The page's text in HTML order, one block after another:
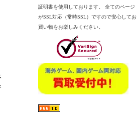
証明書を使用しております。 全てのページ
がSSL対応（常時SSL）ですので安心してお
買い物をお楽しみください。